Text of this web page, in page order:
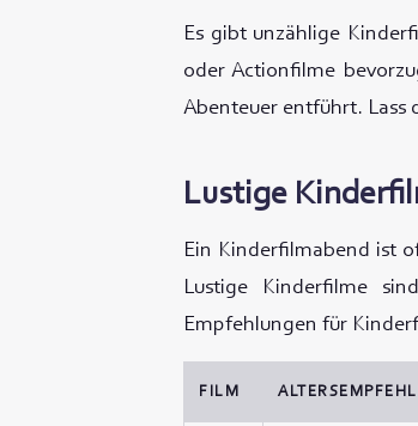
Es gibt unzählige
oder Actionfilme
Abenteuer entführt. Lass
Lustige
Ein Kinderfilmabend ist
Lustige Kinderfilme
Empfehlungen für
FILM